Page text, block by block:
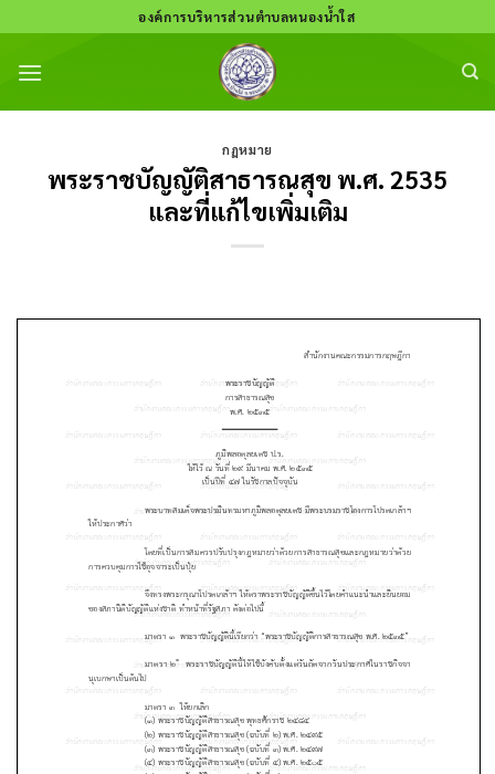
to
content
องค์การบริหารส่วนตำบลหนองน้ำใส
กฏหมาย
พระราชบัญญัติสาธารณสุข พ.ศ. 2535
และที่แก้ไขเพิ่มเติม